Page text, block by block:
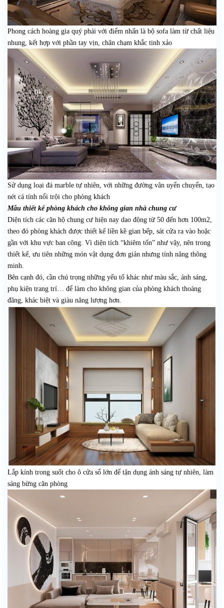
Phong cách hoàng gia quý phái với điểm nhấn là bộ sofa làm từ chất liệu
nhung, kết hợp với phần tay vịn, chân chạm khắc tinh xảo
Sử dụng loại đá marble tự nhiên, với những đường vân uyển chuyển, tạo
nét cá tính nổi trội cho phòng khách
Mẫu thiết kế phòng khách cho không gian nhà chung cư
Diện tích các căn hộ chung cư hiện nay dao động từ 50 đến hơn 100m2,
theo đó phòng khách được thiết kế liền kề gian bếp, sát cửa ra vào hoặc
gần với khu vực ban công. Vì diện tích “khiêm tốn” như vậy, nên trong
thiết kế, ưu tiên những món vật dụng đơn giản nhưng tính năng thông
minh.
Bên cạnh đó, cần chú trọng những yếu tố khác như màu sắc, ánh sáng,
phụ kiện trang trí… để làm cho không gian của phòng khách thoáng
đãng, khác biệt và giàu năng lượng hơn.
Lắp kính trong suốt cho ô cửa sổ lớn để tận dụng ánh sáng tự nhiên, làm
sáng bừng căn phòng